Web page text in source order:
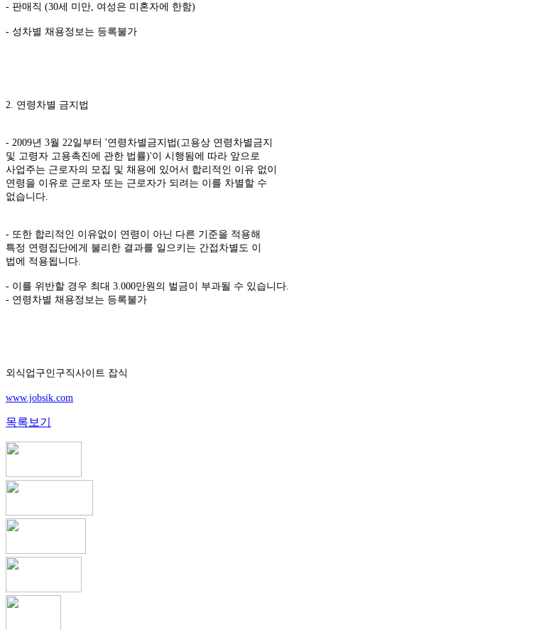
- 판매직 (30세 미만, 여성은 미혼자에 한함)
- 성차별 채용정보는 등록불가
2. 연령차별 금지법
- 2009년 3월 22일부터 '연령차별금지법(고용상 연령차별금지
및 고령자 고용촉진에 관한 법률)'이 시행됨에 따라 앞으로
사업주는 근로자의 모집 및 채용에 있어서 합리적인 이유 없이
연령을 이유로 근로자 또는 근로자가 되려는 이를 차별할 수
없습니다.
- 또한 합리적인 이유없이 연령이 아닌 다른 기준을 적용해
특정 연령집단에게 불리한 결과를 일으키는 간접차별도 이
법에 적용됩니다.
- 이를 위반할 경우 최대 3.000만원의 벌금이 부과될 수 있습니다.
- 연령차별 채용정보는 등록불가
외식업구인구직사이트 잡식
www.jobsik.com
목록보기